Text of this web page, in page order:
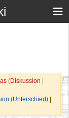
(Diskussion |
(Unterschied) |